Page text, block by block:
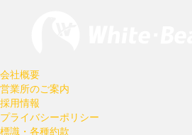
会社概要
営業所のご案内
採用情報
プライバシーポリシー
標識・各種約款